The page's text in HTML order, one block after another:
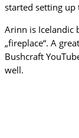
started setting up
Arinn is Icelandic
„fireplace“. A
Bushcraft
well.